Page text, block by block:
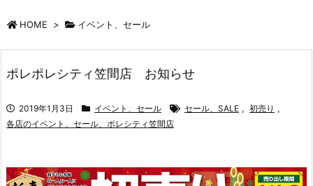
HOME > イベント、セール
ポレポレシティ笠間店 お知らせ
2019年1月3日 イベント、セール セール、SALE , 初売り ,
各店のイベント、セール、ポレシティ笠間店